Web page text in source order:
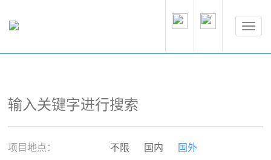
项目地点： 不限 国内 国外